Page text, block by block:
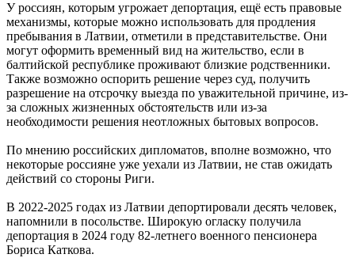
У россиян, которым угрожает депортация, ещё есть правовые
механизмы, которые можно использовать для продления
пребывания в Латвии, отметили в представительстве. Они
могут оформить временный вид на жительство, если в
балтийской республике проживают близкие родственники.
Также возможно оспорить решение через суд, получить
разрешение на отсрочку выезда по уважительной причине, из-
за сложных жизненных обстоятельств или из-за
необходимости решения неотложных бытовых вопросов.
По мнению российских дипломатов, вполне возможно, что
некоторые россияне уже уехали из Латвии, не став ожидать
действий со стороны Риги.
В 2022-2025 годах из Латвии депортировали десять человек,
напомнили в посольстве. Широкую огласку получила
депортация в 2024 году 82-летнего военного пенсионера
Бориса Каткова.